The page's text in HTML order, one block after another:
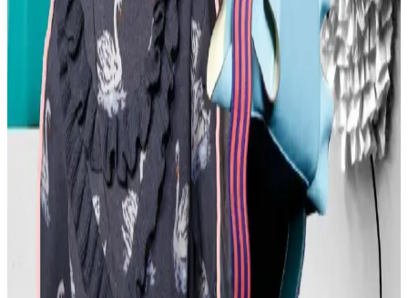
Moda mikrotrendleri genellikle kısa ömürlü olsa da bazı parçalar,
nostalji ve kişisel stil nedeniyle uzun yıllar tercih edilmeye devam
ediyor. Bu yazı, Reddit deneyimleriyle bu trendleri inceliyor.
Kavisli Vücut Tipleri İçin Doğru Kumaş ve
Kesimlerle Yapısal Moda Rehberi
Kavisli vücut tiplerine uygun yapısal moda seçimlerinde doğru
kumaş, kesim ve stil detayları önemlidir. Terzi hizmeti ve uygun
markalarla estetik ve rahat kıyafetler elde edilir.
Günlük Moda Soruları ve Pratik Stil Önerileri:
Rahatlık ve Şıklık Dengesi
Moda ve stil, kişisel tercihler ve çevresel ihtiyaçlarla şekillenir. Ev
giyimi, iş görüşmesi, mevsimlik kıyafetler ve vücut tipine uygun
önerilerle günlük şıklık ve rahatlık dengelenir.